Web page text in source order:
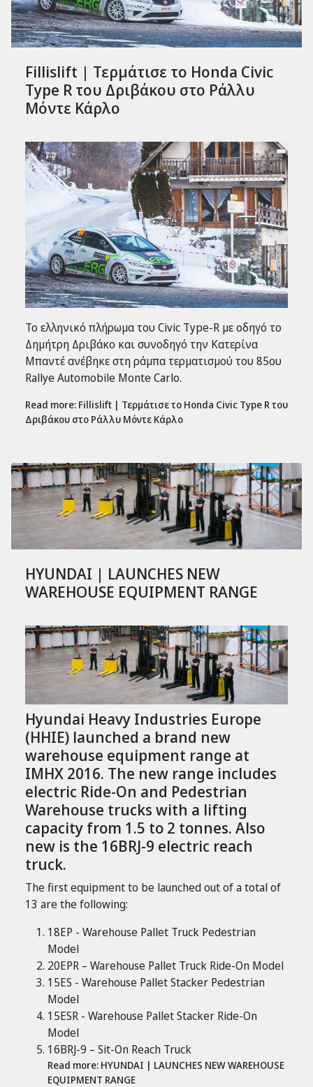
Fillislift | Τερμάτισε το Honda Civic
Type R του Δριβάκου στο Ράλλυ
Μόντε Κάρλο
Το ελληνικό πλήρωμα του Civic Type-R με οδηγό το
Δημήτρη Δριβάκο και συνοδηγό την Κατερίνα
Μπαντέ ανέβηκε στη ράμπα τερματισμού του 85ου
Rallye Automobile Monte Carlo.
Read more: Fillislift | Τερμάτισε το Honda Civic Type R του
Δριβάκου στο Ράλλυ Μόντε Κάρλο
HYUNDAI | LAUNCHES NEW
WAREHOUSE EQUIPMENT RANGE
Hyundai Heavy Industries Europe
(HHIE) launched a brand new
warehouse equipment range at
IMHX 2016. The new range includes
electric Ride-On and Pedestrian
Warehouse trucks with a lifting
capacity from 1.5 to 2 tonnes. Also
new is the 16BRJ-9 electric reach
truck.
The first equipment to be launched out of a total of
13 are the following:
18EP - Warehouse Pallet Truck Pedestrian
Model
20EPR – Warehouse Pallet Truck Ride-On Model
15ES - Warehouse Pallet Stacker Pedestrian
Model
15ESR - Warehouse Pallet Stacker Ride-On
Model
16BRJ-9 – Sit-On Reach Truck
Read more: HYUNDAI | LAUNCHES NEW WAREHOUSE
EQUIPMENT RANGE